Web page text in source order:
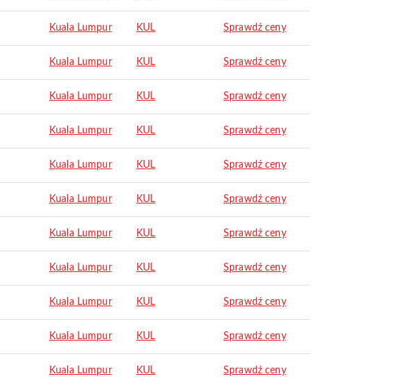
Kuala Lumpur KUL Sprawdź ceny
Kuala Lumpur KUL Sprawdź ceny
Kuala Lumpur KUL Sprawdź ceny
Kuala Lumpur KUL Sprawdź ceny
Kuala Lumpur KUL Sprawdź ceny
Kuala Lumpur KUL Sprawdź ceny
Kuala Lumpur KUL Sprawdź ceny
Kuala Lumpur KUL Sprawdź ceny
Kuala Lumpur KUL Sprawdź ceny
Kuala Lumpur KUL Sprawdź ceny
Kuala Lumpur KUL Sprawdź ceny